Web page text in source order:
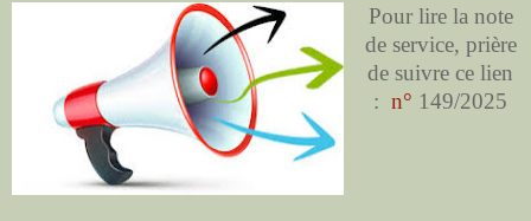
Pour lire la note
de service, prière
de suivre ce lien
: n° 149/2025